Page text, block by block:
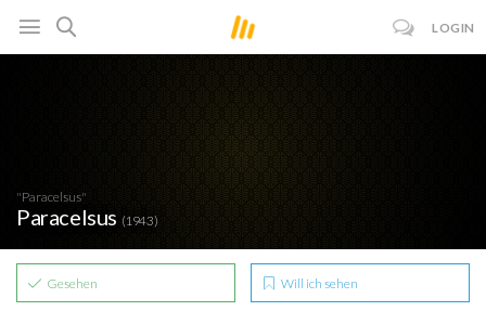
LOGIN
"Paracelsus"
Paracelsus (1943)
Gesehen Will ich sehen